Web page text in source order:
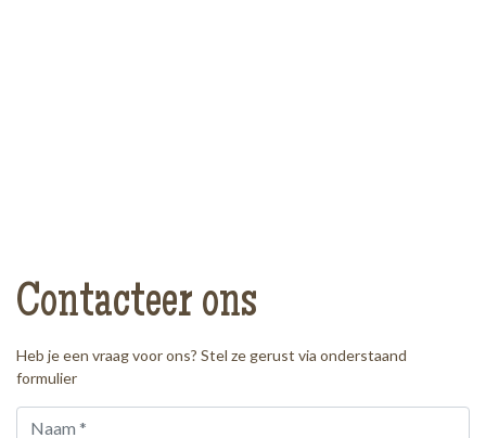
Contacteer ons
Heb je een vraag voor ons? Stel ze gerust via onderstaand
formulier